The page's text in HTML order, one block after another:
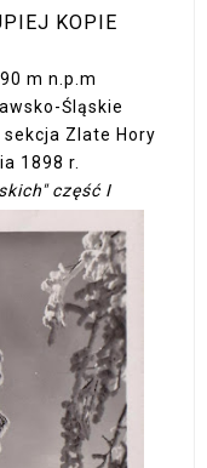
KOPIE
m n.p.m
Śląskie
Zlate Hory
1898 r.
część I